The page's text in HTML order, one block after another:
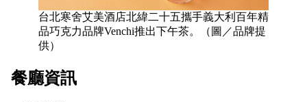
台北寒舍艾美酒店北緯二十五攜手義大利百年精
品巧克力品牌Venchi推出下午茶。（圖／品牌提
供）
餐廳資訊